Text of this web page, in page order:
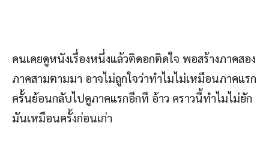
คนเคยดูหนังเรื่องหนึ่งแล้วติดอกติดใจ พอสร้างภาคสอง
ภาคสามตามมา อาจไม่ถูกใจว่าทำไมไม่เหมือนภาคแรก
ครั้นย้อนกลับไปดูภาคแรกอีกที อ้าว คราวนี้ทำไมไม่ยัก
มันเหมือนครั้งก่อนเก่า